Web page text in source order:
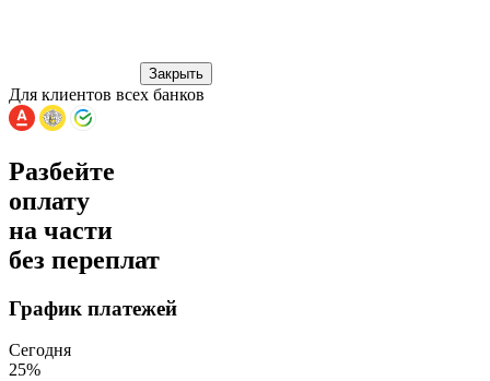
Закрыть
Для клиентов всех банков
Разбейте
оплату
на части
без переплат
График платежей
Сегодня
25%